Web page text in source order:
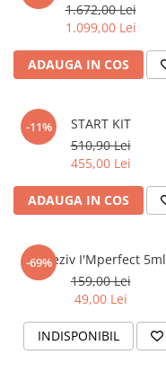
1.672,00 Lei
1.099,00 Lei
ADAUGA IN COS
-11%
START KIT
510,90 Lei
455,00 Lei
ADAUGA IN COS
-69%
Adeziv I'Mperfect 5ml
159,00 Lei
49,00 Lei
INDISPONIBIL